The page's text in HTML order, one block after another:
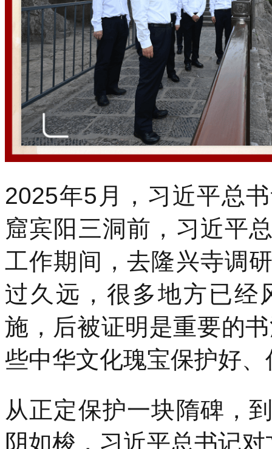
2025年5月，习近平总
窟宾阳三洞前，习近平
工作期间，去隆兴寺调
过久远，很多地方已经
施，后被证明是重要的
些中华文化瑰宝保护好、
从正定保护一块隋碑，
阴如梭，习近平总书记